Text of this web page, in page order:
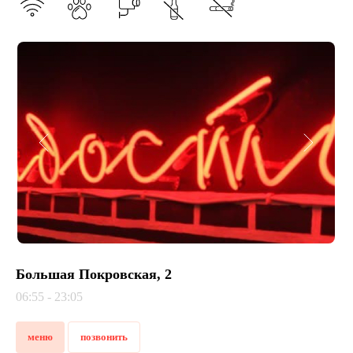
Большая Покровская, 2
06:55 - 23:05
меню позвонить